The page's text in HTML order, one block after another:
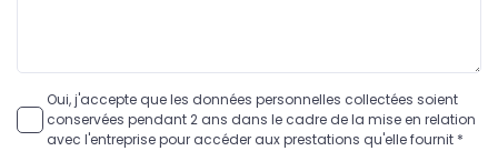
Oui, j'accepte que les données personnelles collectées soient
conservées pendant 2 ans dans le cadre de la mise en relation
avec l'entreprise pour accéder aux prestations qu'elle fournit *